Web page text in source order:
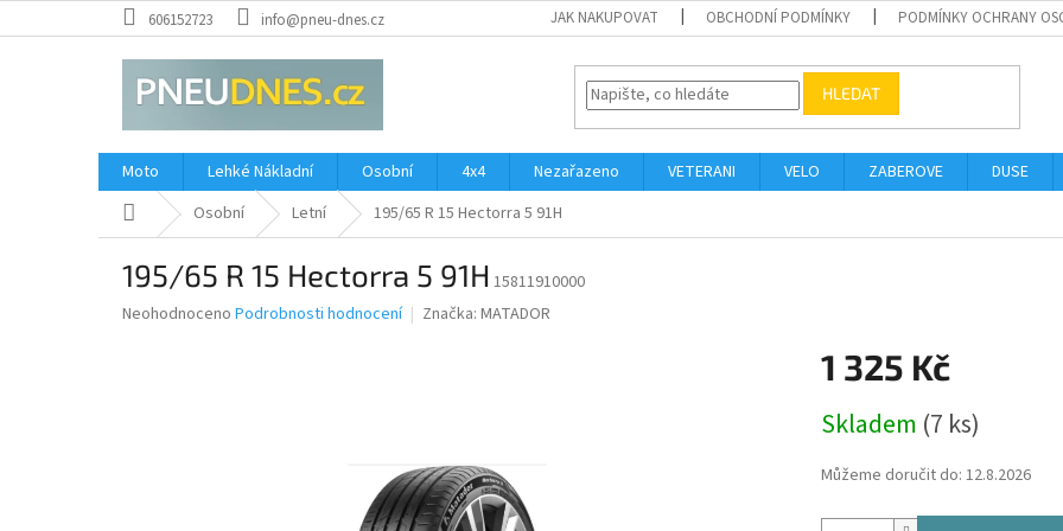
na
606152723 info@pneu-dnes.cz JAK NAKUPOVAT OBCHODNÍ PODMÍNKY PODMÍNKY OCHRANY
HLEDAT
Moto Lehké Nákladní Osobní 4x4 Nezařazeno VETERANI VELO ZABEROVE DUSE
Domů Osobní Letní 195/65 R 15 Hectorra 5 91H
195/65 R 15 Hectorra 5 91H 15811910000
Průměrné
Neohodnoceno Podrobnosti hodnocení Značka: MATADOR
1 325 Kč
cena:
Skladem (7 ks)
Můžeme doručit do: 12.8.2026